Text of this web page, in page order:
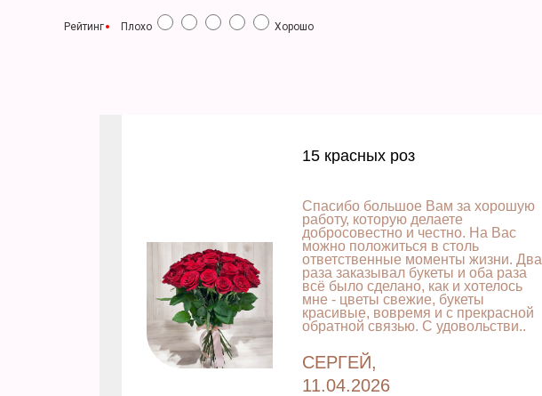
Рейтинг Плохо Хорошо
15 красных роз
Спасибо большое Вам за хорошую
работу, которую делаете
добросовестно и честно. На Вас
можно положиться в столь
ответственные моменты жизни. Два
раза заказывал букеты и оба раза
всё было сделано, как и хотелось
мне - цветы свежие, букеты
красивые, вовремя и с прекрасной
обратной связью. С удовольстви..
СЕРГЕЙ,
11.04.2026